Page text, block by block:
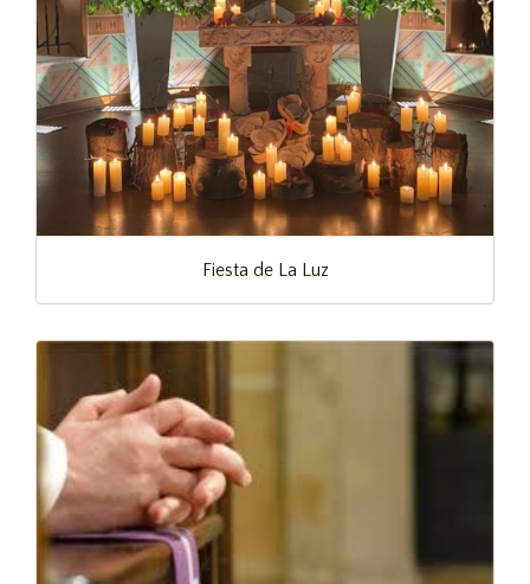
Fiesta de La Luz